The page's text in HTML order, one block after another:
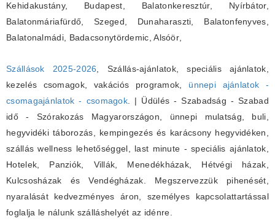
Kehidakustány, Budapest, Balatonkeresztúr, Nyírbátor,
Balatonmáriafürdő, Szeged, Dunaharaszti, Balatonfenyves,
Balatonalmádi, Badacsonytördemic, Alsóör
Szállások 2025-2026 , Szállás-ajánlatok, speciális ajánlatok,
kezelés csomagok, vakációs programok, ünnepi ajánlatok -
csomagajánlatok - csomagok . | Üdülés - Szabadság - Szabad
idő - Szórakozás Magyarországon, ünnepi mulatság, buli,
hegyvidéki táborozás, kempingezés és karácsony hegyvidéken,
szállás wellness lehetőséggel, last minute - speciális ajánlatok,
Hotelek, Panziók, Villák, Menedékházak, Hétvégi házak,
Kulcsosházak és Vendégházak. Megszervezzük pihenését,
nyaralását kedvezményes áron, személyes kapcsolattartással
foglalja le nálunk szálláshelyét az idénre.